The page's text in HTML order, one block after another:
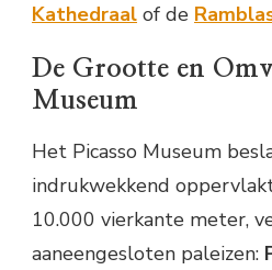
Kathedraal of de
De Grootte en
Museum
Het Picasso Museum
indrukwekkend
10.000 vierkante meter,
aaneengesloten paleizen: